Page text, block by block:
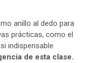
anillo al dedo para
prácticas, como el
indispensable
de esta clase.